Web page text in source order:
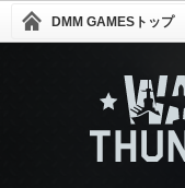
DMM GAMES トップ